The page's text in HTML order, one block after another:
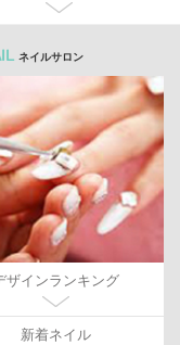
ネイルサロン
ザインランキング
新着ネイル